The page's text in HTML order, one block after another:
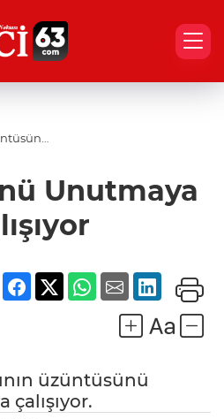
Unutmaya
üzüntüsünü